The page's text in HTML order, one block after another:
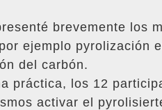
brevemente los
ejemplo pyrolización
del carbón.
práctica, los 12
activar el